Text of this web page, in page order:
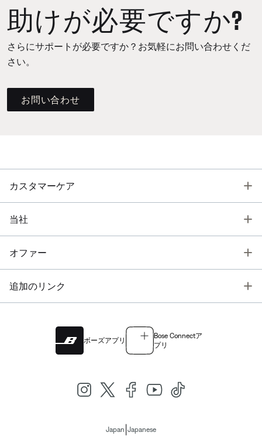
助けが必要ですか?
さらにサポートが必要ですか？お気軽にお問い合わせくだ
さい。
お問い合わせ
カスタマーケア
当社
オファー
追加のリンク
ボーズアプリ
Bose Connectア
プリ
Japan Japanese